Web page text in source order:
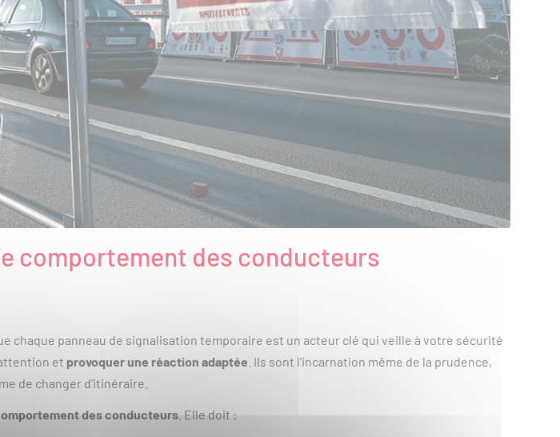
comportement des conducteurs
chaque panneau de signalisation temporaire est un acteur clé qui veille à votre sécurité
et provoquer une réaction adaptée . Ils sont l'incarnation même de la prudence,
de changer d'itinéraire.
des conducteurs . Elle doit :